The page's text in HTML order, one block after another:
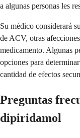
a algunas personas les
Su médico considerará
de ACV, otras
medicamento. Algunas
opciones para
cantidad de efectos
Preguntas
dipiridamol